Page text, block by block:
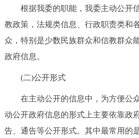
根据我委的职能，我委主动公开
教政策，法规类信息、行政职责类和
众，特别是少数民族群众和信教群众
政府信息。
(二)公开形式
在主动公开的信息中，为方便公
动公开政府信息的形式上主要依靠政
告、通告等公开形式。其中最常用的